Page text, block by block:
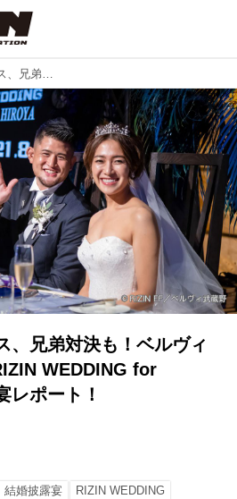
生歌披露にプロレス、兄弟対決も！ベルヴィ武蔵野 Presents RIZIN WEDDING for HIROYA 結婚披露宴レポート！
、兄弟対決も！ベルヴィ
WEDDING for
レポート！
結婚披露宴
RIZIN WEDDING